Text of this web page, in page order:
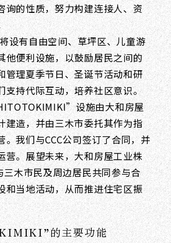
询的性质，努力构建连接人、资
有自由空间、草坪区、儿童游
他便利设施，以鼓励居民之间的
管理夏季节日、圣诞节活动和研
支持代际互动，培养社区意识。
设施由大和房屋
建造，并由三木市委托其作为指
。我们与CCC公司签订了合同，并
营。展望未来，大和房屋工业株
三木市民及周边居民共同参与合
和当地活动，从而推进住宅区振
的主要功能